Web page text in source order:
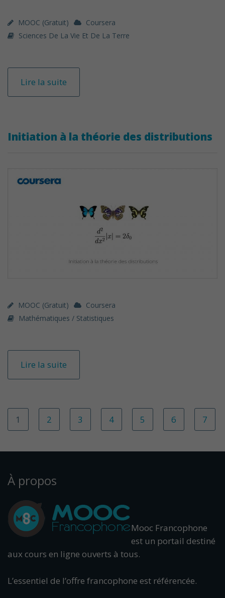
MOOC (gratuit)
Coursera
Sciences De La Vie Et De La Terre
Lire la suite
Initiation à la théorie des distributions
MOOC (gratuit)
Coursera
Mathématiques / Statistiques
Lire la suite
1 2 3 4 5 6 7
À propos
Mooc Francophone
est un portail destiné
aux cours en ligne ouverts à tous.
L’essentiel de l’offre francophone est référencée.